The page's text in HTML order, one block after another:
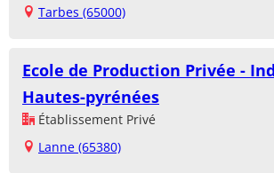
Tarbes (65000)
Ecole de Production Privée -
Hautes-pyrénées
Établissement Privé
Lanne (65380)